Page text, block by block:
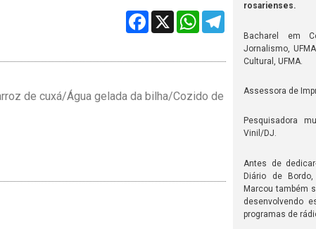
Facebook
X WhatsApp
de cuxá/Água gelada da bilha/Cozido de
rosarienses.
Bacharel em
Jornalismo,
Cultural, UFMA.
Assessora de
Pesquisadora
Vinil/DJ.
Antes de
Diário de
Marcou também
desenvolvendo
programas de